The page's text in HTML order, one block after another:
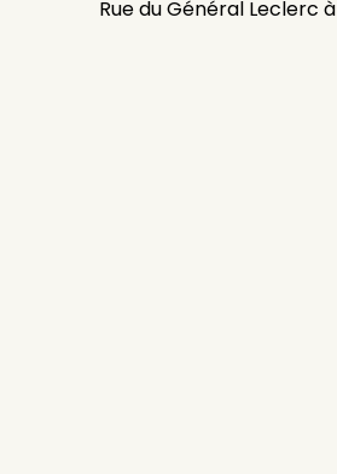
Rue du Général Leclerc